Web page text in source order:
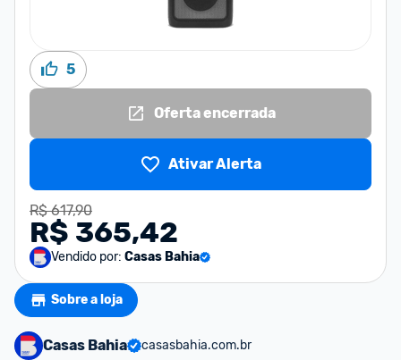
5
Oferta encerrada
Ativar Alerta
R$ 617,90
R$ 365,42
Vendido por: Casas Bahia
Sobre a loja
Casas Bahia
casasbahia.com.br